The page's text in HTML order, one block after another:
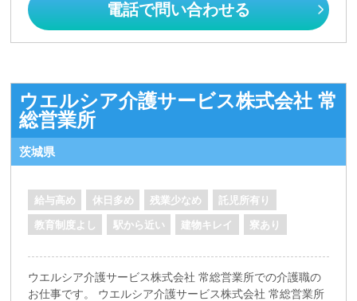
電話で問い合わせる
ウエルシア介護サービス株式会社 常
総営業所
茨城県
給与高め 休日多め 残業少なめ 託児所有り
教育制度よし 駅から近い 建物キレイ 寮あり
ウエルシア介護サービス株式会社 常総営業所での介護職の
お仕事です。 ウエルシア介護サービス株式会社 常総営業所